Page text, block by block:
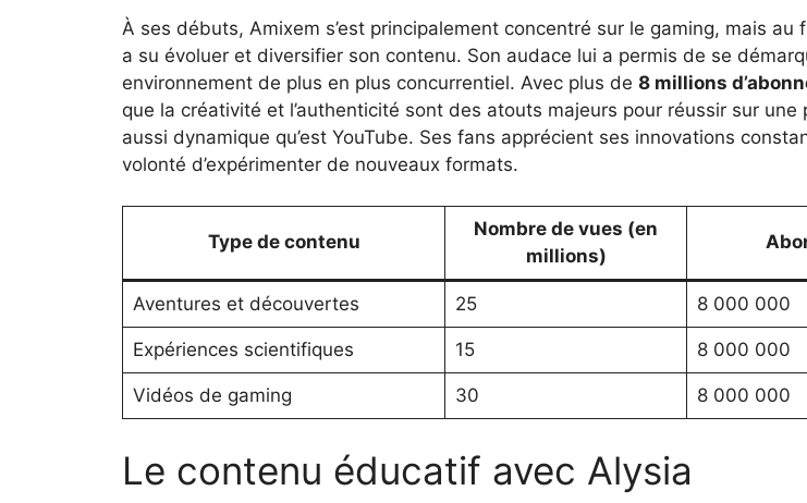
À ses débuts, Amixem s’est principalement concentré sur le gaming, mais au
a su évoluer et diversifier son contenu. Son audace lui a permis de se
environnement de plus en plus concurrentiel. Avec plus de 8 millions
que la créativité et l’authenticité sont des atouts majeurs pour réussir sur une
aussi dynamique qu’est YouTube. Ses fans apprécient ses innovations
volonté d’expérimenter de nouveaux formats.
Type de contenu
Nombre de vues (en
millions)
Aventures et découvertes 25 8 000 000
Expériences scientifiques 15 8 000 000
Vidéos de gaming 30 8 000 000
Le contenu éducatif avec Alysia